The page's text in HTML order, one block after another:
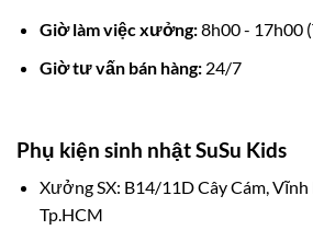
Giờ làm việc xưởng:8h00 - 17h00
Giờ tư vấn bán hàng:24/7
Phụ kiện sinh nhật SuSu Kids
Xưởng SX: B14/11D Cây Cám, Vĩnh
Tp.HCM